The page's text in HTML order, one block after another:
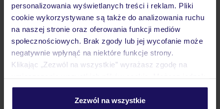
personalizowania wyświetlanych treści i reklam. Pliki
cookie wykorzystywane są także do analizowania ruchu
na naszej stronie oraz oferowania funkcji mediów
społecznościowych. Brak zgody lub jej wycofanie może
negatywnie wpłynąć na niektóre funkcje strony.
Klikając „Zezwól na wszystkie” wyrażasz zgodę na
personalizować swój wybór wchodząc w zakładkę
Zezwól na wszystkie
Pokoje
Wyżywienie
Atrakcje